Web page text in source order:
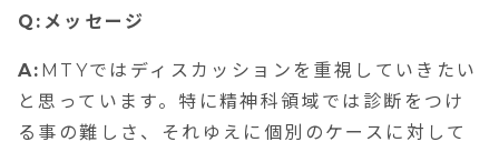
Q:メッセージ
A: MTYではディスカッションを重視していきたい
と思っています。特に精神科領域では診断をつけ
る事の難しさ、それゆえに個別のケースに対して